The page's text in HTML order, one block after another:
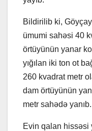
Bildirilib ki,
ümumi sahəsi 40
örtüyünün yanar
yığılan iki ton ot
260 kvadrat metr
dam örtüyünün
metr sahədə yanıb.
Evin qalan hissəsi